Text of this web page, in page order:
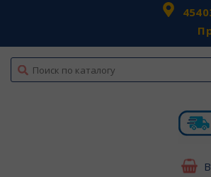
top